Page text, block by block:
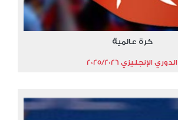
كرة عالمية
الدوري الإنجليزي 2025/2026